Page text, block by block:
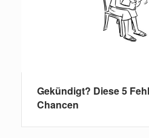
Gekündigt? Diese 5
Chancen